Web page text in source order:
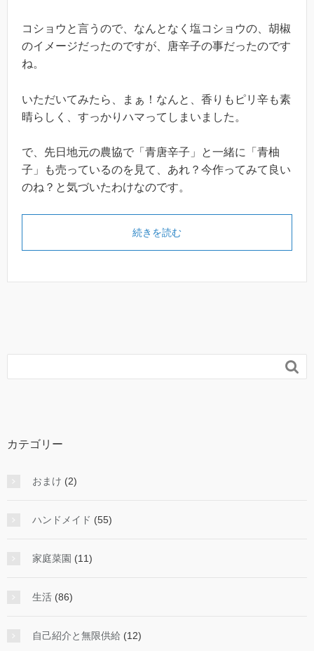
コショウと言うので、なんとなく塩コショウの、胡椒
のイメージだったのですが、唐辛子の事だったのです
ね。
いただいてみたら、まぁ！なんと、香りもピリ辛も素
晴らしく、すっかりハマってしまいました。
で、先日地元の農協で「青唐辛子」と一緒に「青柚
子」も売っているのを見て、あれ？今作ってみて良い
のね？と気づいたわけなのです。
続きを読む

カテゴリー
おまけ (2)
ハンドメイド (55)
家庭菜園 (11)
生活 (86)
自己紹介と無限供給 (12)